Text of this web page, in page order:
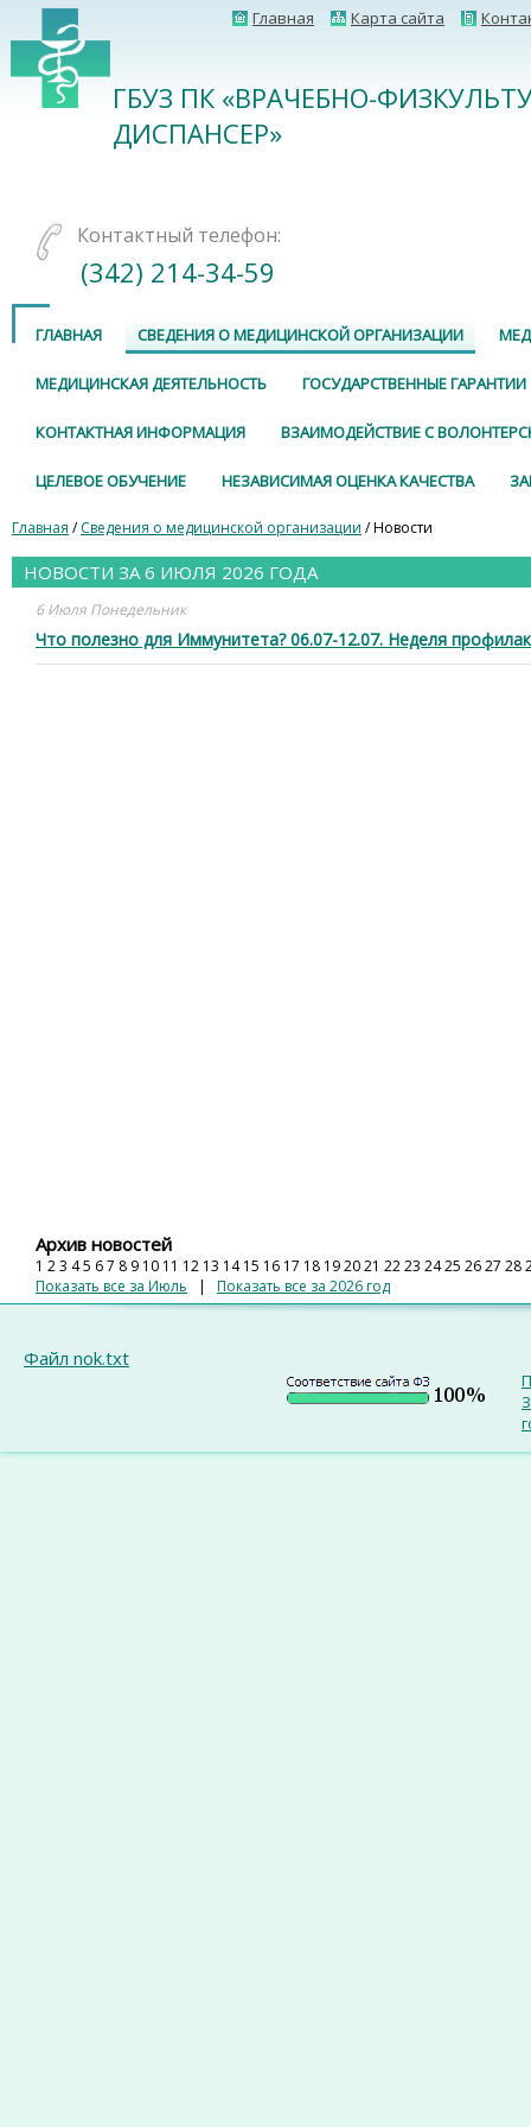
Главная Карта сайта
ГБУЗ ПК «ВРАЧЕБНО-
ДИСПАНСЕР»
Контактный телефон:
(342) 214-34-59
ГЛАВНАЯ СВЕДЕНИЯ О МЕДИЦИНСКОЙ ОРГАНИЗАЦИИ
МЕДИЦИНСКАЯ ДЕЯТЕЛЬНОСТЬ ГОСУДАРСТВЕННЫЕ ГАРАНТИИ
КОНТАКТНАЯ ИНФОРМАЦИЯ ВЗАИМОДЕЙСТВИЕ С
ЦЕЛЕВОЕ ОБУЧЕНИЕ НЕЗАВИСИМАЯ ОЦЕНКА КАЧЕСТВА
Главная /Сведения о медицинской организации / Новости
НОВОСТИ ЗА 6 ИЮЛЯ 2026 ГОДА
6 Июля Понедельник
Что полезно для Иммунитета? 06.07-12.07. Неделя
Архив новостей
1 23 45 67 8 9 10 11 12 13 14 15 16 17 18 192021 2223 2425 2627 28
Показать все за Июль | Показать все за 2026 год
Файл nok.txt